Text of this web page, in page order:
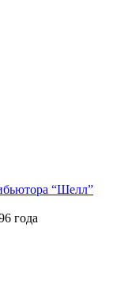
года